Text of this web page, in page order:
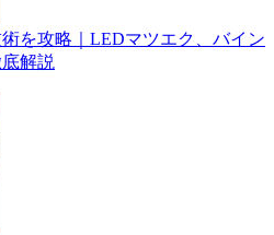
を攻略｜LEDマツエク、バイン
解説